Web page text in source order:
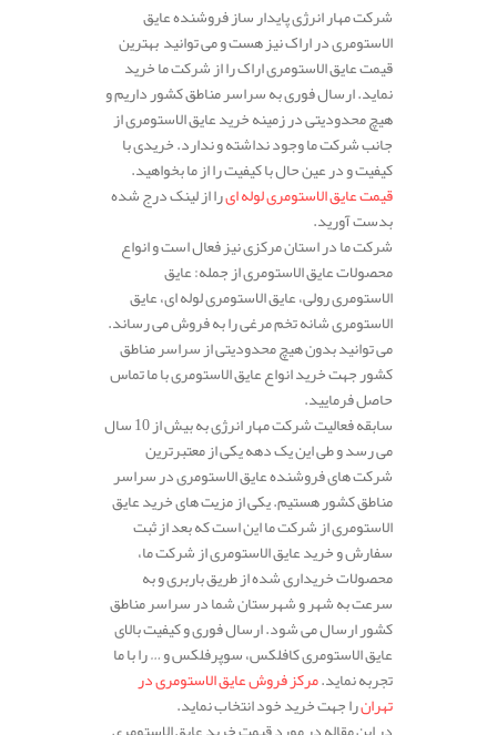
شرکت مهار انرژی پایدار ساز فروشنده عایق
الاستومری در اراک نیز هست و می توانید بهترین
قیمت عایق الاستومری اراک را از شرکت ما خرید
نماید. ارسال فوری به سراسر مناطق کشور داریم و
هیچ محدودیتی در زمینه خرید عایق الاستومری از
جانب شرکت ما وجود نداشته و ندارد. خریدی با
کیفیت و در عین حال با کیفیت را از ما بخواهید.
قیمت عایق الاستومری لوله ایرا از لینک درج شده
بدست آورید.
شرکت ما در استان مرکزی نیز فعال است و انواع
محصولات عایق الاستومری از جمله: عایق
الاستومری رولی، عایق الاستومری لوله ای، عایق
الاستومری شانه تخم مرغی را به فروش می رساند.
می توانید بدون هیچ محدودیتی از سراسر مناطق
کشور جهت خرید انواع عایق الاستومری با ما تماس
حاصل فرمایید.
سابقه فعالیت شرکت مهار انرژی به بیش از 10 سال
می رسد و طی این یک دهه یکی از معتبرترین
شرکت های فروشنده عایق الاستومری در سراسر
مناطق کشور هستیم. یکی از مزیت های خرید عایق
الاستومری از شرکت ما این است که بعد از ثبت
سفارش و خرید عایق الاستومری از شرکت ما،
محصولات خریداری شده از طریق باربری و به
سرعت به شهر و شهرستان شما در سراسر مناطق
کشور ارسال می شود. ارسال فوری و کیفیت بالای
عایق الاستومری کافلکس، سوپرفلکس و … را با ما
تجربه نماید.مرکز فروش عایق الاستومری در
تهرانرا جهت خرید خود انتخاب نماید.